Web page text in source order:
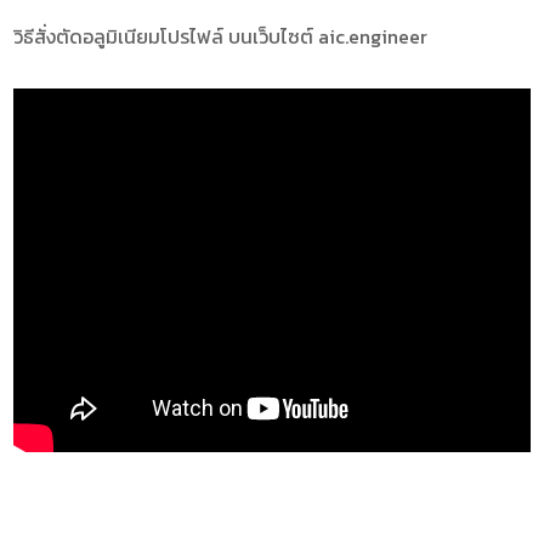
วิธีสั่งตัดอลูมิเนียมโปรไฟล์ บนเว็บไซต์ aic.engineer